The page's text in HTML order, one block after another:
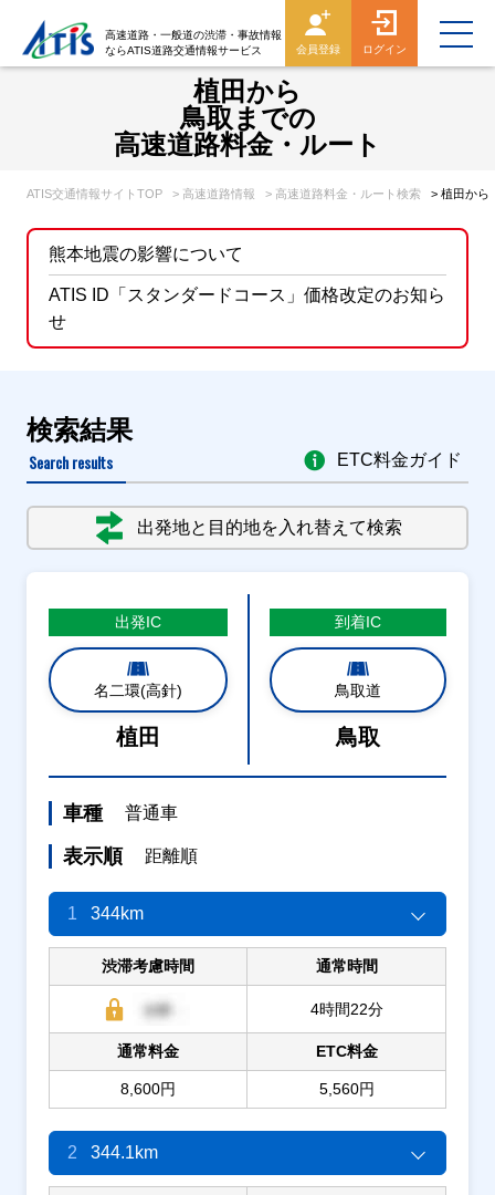
高速道路・一般道の渋滞・事故情報
ならATIS道路交通情報サービス
会員登録 ログイン
植田から
鳥取までの
高速道路料金・ルート
ATIS交通情報サイトTOP > 高速道路情報 > 高速道路料金・ルート検索 > 植田から
熊本地震の影響について
ATIS ID「スタンダードコース」価格改定のお知ら
せ
検索結果
Search results
出発地と目的地を入れ替えて検索
ETC料金ガイド
出発IC
名二環(高針)
植田
到着IC
鳥取道
鳥取
車種 普通車
表示順 距離順
1 344km
渋滞考慮時間 通常時間
4時間22分
通常料金
8,600円
ETC料金
5,560円
2 344.1km